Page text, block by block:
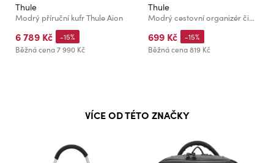
Thule
Modrý příruční kufr Thule Aion
6 789 Kč
Běžná cena7 990 Kč
-15%
Thule
Modrý cestovní organizér čisté/špinavé Thule
699 Kč
Běžná cena819 Kč
-15%
VÍCE OD TÉTO ZNAČKY